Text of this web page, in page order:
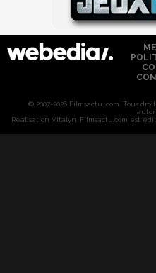
© 2007-2026 Filmsactu .com. Tous
Réalisation Vitalyn . Filmsactu .com est